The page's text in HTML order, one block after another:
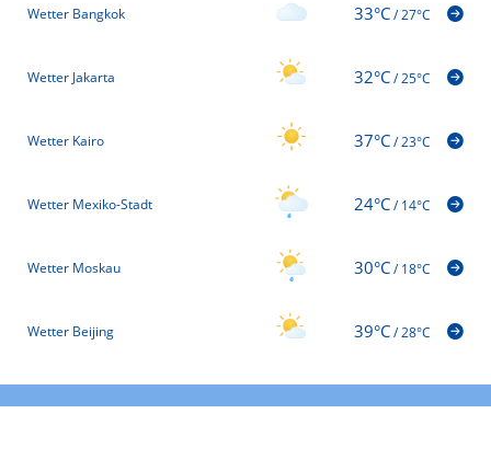
Wetter Bangkok 33°C/27°C
Wetter Jakarta 32°C/25°C
Wetter Kairo 37°C/23°C
Wetter Mexiko-Stadt 24°C/14°C
Wetter Moskau 30°C/18°C
Wetter Beijing 39°C/28°C